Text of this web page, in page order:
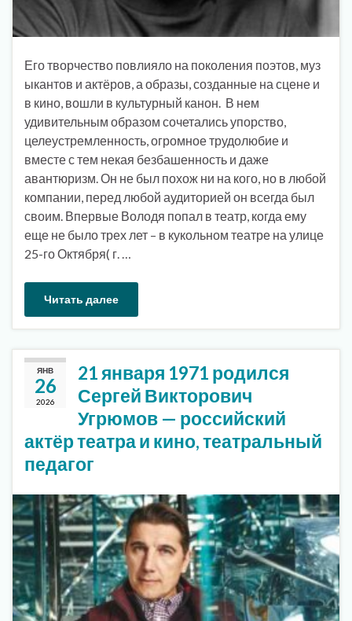
Его творчество повлияло на поколения поэтов, муз
ыкантов и актёров, а образы, созданные на сцене и
в кино, вошли в культурный канон. В нем
удивительным образом сочетались упорство,
целеустремленность, огромное трудолюбие и
вместе с тем некая безбашенность и даже
авантюризм. Он не был похож ни на кого, но в любой
компании, перед любой аудиторией он всегда был
своим. Впервые Володя попал в театр, когда ему
еще не было трех лет – в кукольном театре на улице
25-го Октября( г. …
Читать далее
ЯНВ
26
2026
21 января 1971 родился
Сергей Викторович
Угрюмов — российский
актёр театра и кино, театральный
педагог